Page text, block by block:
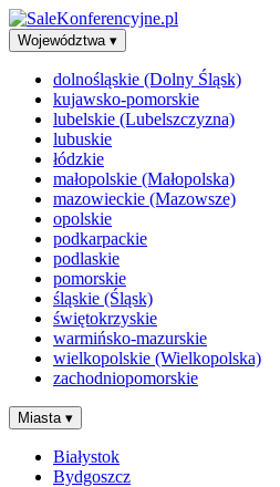
Województwa ▾
dolnośląskie (Dolny Śląsk)
kujawsko-pomorskie
lubelskie (Lubelszczyzna)
lubuskie
łódzkie
małopolskie (Małopolska)
mazowieckie (Mazowsze)
opolskie
podkarpackie
podlaskie
pomorskie
śląskie (Śląsk)
świętokrzyskie
warmińsko-mazurskie
wielkopolskie (Wielkopolska)
zachodniopomorskie
Miasta ▾
Białystok
Bydgoszcz